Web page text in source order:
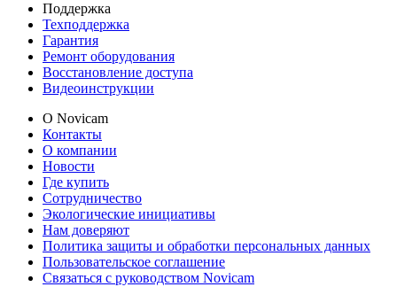
Поддержка
Техподдержка
Гарантия
Ремонт оборудования
Восстановление доступа
Видеоинструкции
О Novicam
Контакты
О компании
Новости
Где купить
Сотрудничество
Экологические инициативы
Нам доверяют
Политика защиты и обработки персональных данных
Пользовательское соглашение
Связаться с руководством Novicam